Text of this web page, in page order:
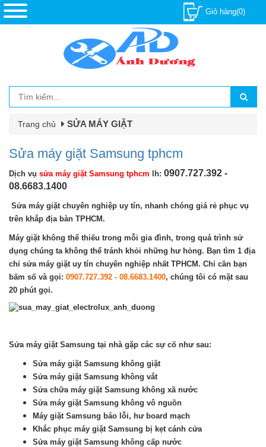
Giỏ hàng(0)
Trang chủ SỬA MÁY GIẶT
Sửa máy giặt Samsung tphcm
Dịch vụ sửa máy giặt Samsung tphcm lh: 0907.727.392 -
08.6683.1400
Sửa máy giặt chuyên nghiệp uy tín, nhanh chóng giá rẻ phục vụ
trên khắp địa bàn TPHCM.
Máy giặt không thể thiếu trong mỗi gia đình, trong quá trình sử
dụng chúng ta không thể tránh khỏi những hư hỏng. Bạn tìm 1 địa
chỉ sửa máy giặt uy tín chuyên nghiệp nhất TPHCM. Chỉ cần bạn
bấm số và gọi: 0907.727.392 - 08.6683.1400, chúng tôi có mặt sau
20 phút gọi.
Sửa máy giặt Samsung tại nhà gặp các sự cố như sau:
Sửa máy giặt Samsung không giặt
Sửa máy giặt Samsung không vắt
Sửa chữa máy giặt Samsung không xã nước
Sửa máy giặt Samsung không vô nguồn
Máy giặt Samsung báo lỗi, hư board mạch
Khắc phục máy giặt Samsung bị kẹt cánh cửa
Sửa máy giặt Samsung không cấp nước